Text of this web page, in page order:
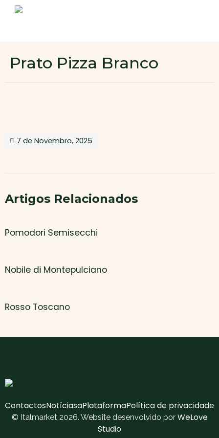
Área de cliente
Prato Pizza Branco
7 de Novembro, 2025
Artigos Relacionados
Pomodori Semisecchi
Nobile di Montepulciano
Rosso Toscano
ContactosNotíciasaPlataformaPolítica de privacidade
© Italmarket 2026. Website desenvolvido por WeLove
Studio